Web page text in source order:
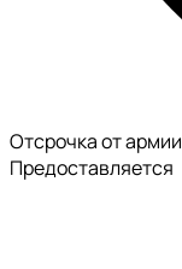
Отсрочка от армии
Предоставляется